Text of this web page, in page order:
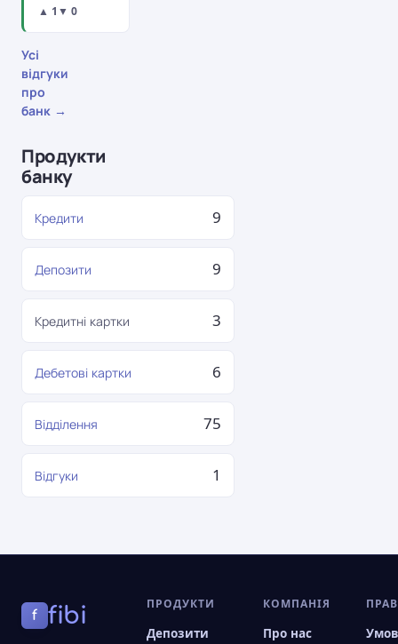
▲ 1 ▼ 0
Усі
відгуки
про
банк →
Продукти
банку
Кредити 9
Депозити 9
Кредитні картки 3
Дебетові картки 6
Відділення 75
Відгуки 1
f fibi ПРОДУКТИ
Депозити
КОМПАНІЯ
Про нас